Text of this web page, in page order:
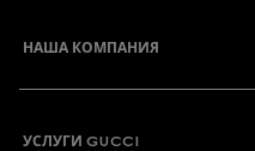
НАША КОМПАНИЯ
УСЛУГИ GUCCI